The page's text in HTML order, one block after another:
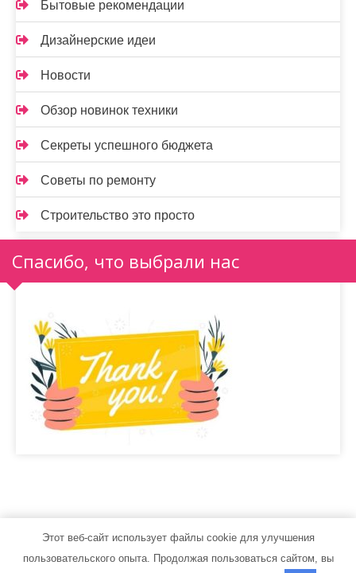
Бытовые рекомендации
Дизайнерские идеи
Новости
Обзор новинок техники
Секреты успешного бюджета
Советы по ремонту
Строительство это просто
Спасибо, что выбрали нас
stroiteli33.ru - Работает на WordPress
Тема от Grace Themes
Этот веб-сайт использует файлы cookie для улучшения
пользовательского опыта. Продолжая пользоваться сайтом, вы